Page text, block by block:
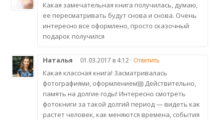
Какая замечательная книга получилась, думаю,
ее пересматривать будут снова и снова. Очень
интересно все оформлено, просто сказочный
подарок получился
Наталья 01.03.2017 в 4:12 · Ответить
Какая классная книга! Засматривалась
фотографиями, оформлением)))) Действительно,
память на долгие годы! Интересно смотреть
фотокниги за такой долгий период — видеть как
растет человек, как меняются времена, события